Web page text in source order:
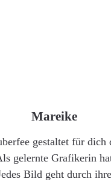
Mareike
gestaltet für dich
gelernte Grafikerin
Bild geht durch